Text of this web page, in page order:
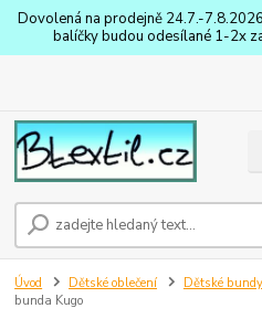
Dovolená na prodejně 24.7.-
balíčky budou odesílané 1-2x
Úvod Dětské oblečení Dětské
bunda Kugo